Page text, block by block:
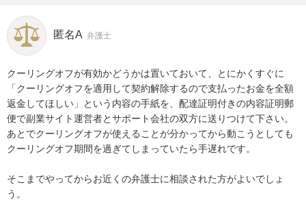
匿名A 弁護士
クーリングオフが有効かどうかは置いておいて、とにかくすぐに
「クーリングオフを適用して契約解除するので支払ったお金を全額
返金してほしい」という内容の手紙を、配達証明付きの内容証明郵
便で副業サイト運営者とサポート会社の双方に送りつけて下さい。
あとでクーリングオフが使えることが分かってから動こうとしても
クーリングオフ期間を過ぎてしまっていたら手遅れです。
そこまでやってからお近くの弁護士に相談された方がよいでしょ
う。